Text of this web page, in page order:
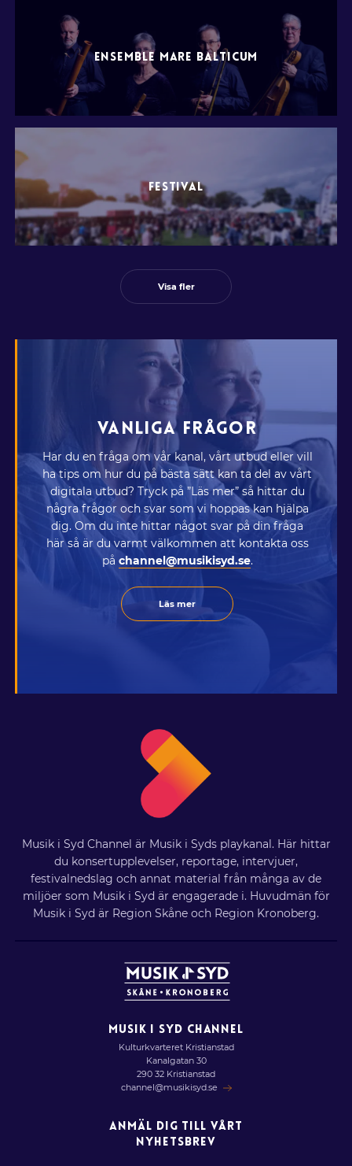
ENSEMBLE MARE BALTICUM
FESTIVAL
Visa fler
VANLIGA FRÅGOR
Har du en fråga om vår kanal, vårt utbud eller vill
ha tips om hur du på bästa sätt kan ta del av vårt
digitala utbud? Tryck på ”Läs mer” så hittar du
några frågor och svar som vi hoppas kan hjälpa
dig. Om du inte hittar något svar på din fråga
här så är du varmt välkommen att kontakta oss
på channel@musikisyd.se.
Läs mer
Musik i Syd Channel är Musik i Syds playkanal. Här hittar
du konsertupplevelser, reportage, intervjuer,
festivalnedslag och annat material från många av de
miljöer som Musik i Syd är engagerade i. Huvudmän för
Musik i Syd är Region Skåne och Region Kronoberg.
MUSIK I SYD CHANNEL
Kulturkvarteret Kristianstad
Kanalgatan 30
290 32 Kristianstad
channel@musikisyd.se
ANMÄL DIG TILL VÅRT
NYHETSBREV